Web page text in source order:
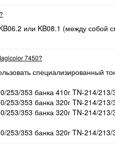
или KB08.1 (между собой
7450?
специализированный
253/353 банка 410г TN-214/
253/353 банка 320г TN-214/
253/353 банка 320г TN-214/
253/353 банка 320г TN-214/